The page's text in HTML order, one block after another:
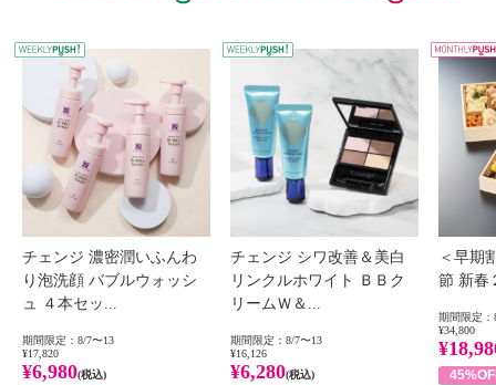
WEEKLY PUSH
チェンジ 濃密潤いふんわ
り泡洗顔 バブルウォッシ
ュ ４本セッ...
期間限定：8/7〜13
¥17,820
¥6,980(税込)
チェンジ シワ改善＆美白
リンクルホワイト ＢＢク
リームＷ＆...
期間限定：8/7〜13
¥16,126
¥6,280(税込)
＜早期
節 新春
期間限定：
¥34,800